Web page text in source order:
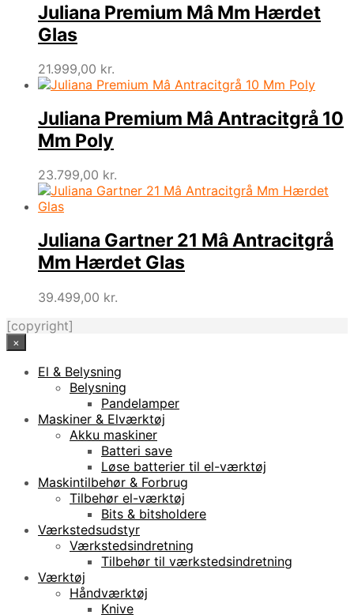
Juliana Premium Mâ Mm Hærdet
Glas
21.999,00 kr.
Juliana Premium Mâ Antracitgrå 10
Mm Poly
23.799,00 kr.
Juliana Gartner 21 Mâ Antracitgrå
Mm Hærdet Glas
39.499,00 kr.
[copyright]
×
El & Belysning
Belysning
Pandelamper
Maskiner & Elværktøj
Akku maskiner
Batteri save
Løse batterier til el-værktøj
Maskintilbehør & Forbrug
Tilbehør el-værktøj
Bits & bitsholdere
Værkstedsudstyr
Værkstedsindretning
Tilbehør til værkstedsindretning
Værktøj
Håndværktøj
Knive